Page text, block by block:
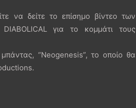
να δείτε το επίσημο βίντεο των
για το κομμάτι τους
“Neogenesis”, το οποίο θα